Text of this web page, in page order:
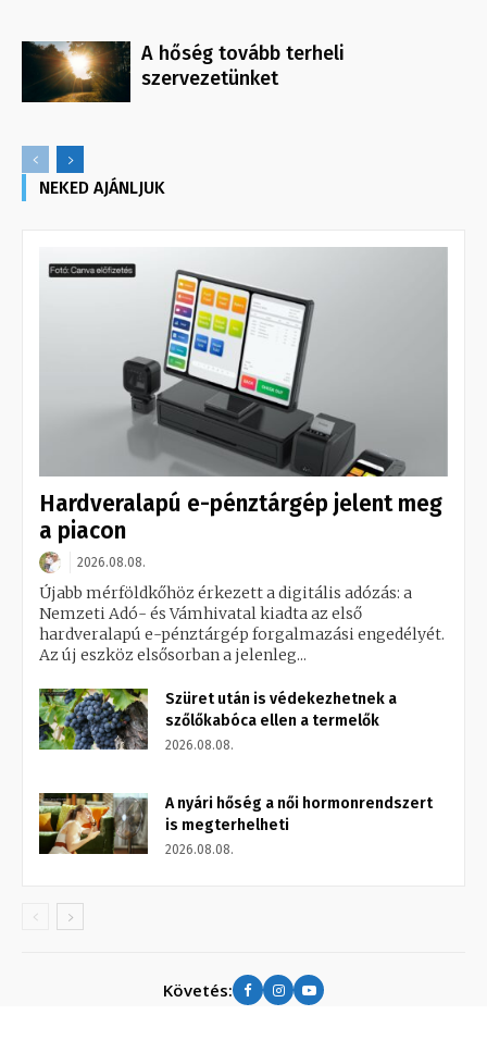
A hőség tovább terheli
szervezetünket
NEKED AJÁNLJUK
Hardveralapú e-pénztárgép jelent meg
a piacon
2026.08.08.
Újabb mérföldkőhöz érkezett a digitális adózás: a
Nemzeti Adó- és Vámhivatal kiadta az első
hardveralapú e-pénztárgép forgalmazási engedélyét.
Az új eszköz elsősorban a jelenleg...
Szüret után is védekezhetnek a
szőlőkabóca ellen a termelők
2026.08.08.
A nyári hőség a női hormonrendszert
is megterhelheti
2026.08.08.
Követés: